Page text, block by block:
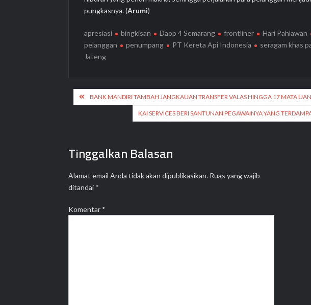
pungkasnya. (Arumi)
apresiasi bingkisan Daop 4 Semarang frontliner Hari Pahlawan
pelanggan
penumpang PT Kereta Api Indonesia seragam khas
Jateng
Navigasi
pos
BANK MANDIRI TAMBAH JANGKAUAN TRANSFER VALAS HINGGA 17 MATA
KAI SERVICES BERI SANTUNAN PEGAWAINYA YANG
Tinggalkan Balasan
Alamat email Anda tidak akan dipublikasikan. Ruas yang wajib
ditandai *
Komentar *